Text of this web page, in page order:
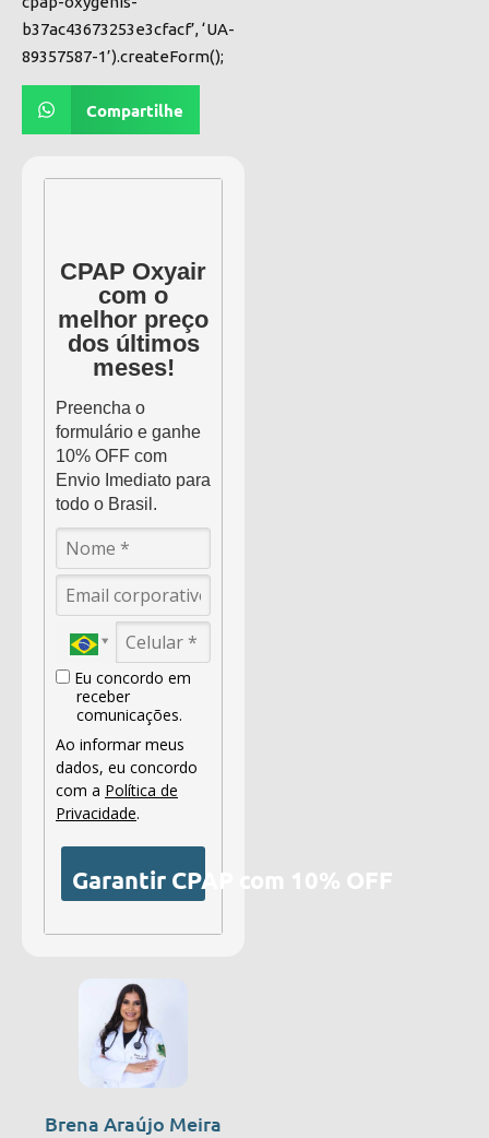
b37ac43673253e3cfacf’, ‘UA-
89357587-1’).createForm();
Compartilhe
CPAP Oxyair
com o
melhor preço
dos últimos
meses!
Preencha o
formulário e ganhe
10% OFF com
Envio Imediato para
todo o Brasil.
Eu concordo em
receber
comunicações.
Ao informar meus
dados, eu concordo
com a Política de
Privacidade.
Garantir CPAP com 10% OFF
Brena Araújo Meira